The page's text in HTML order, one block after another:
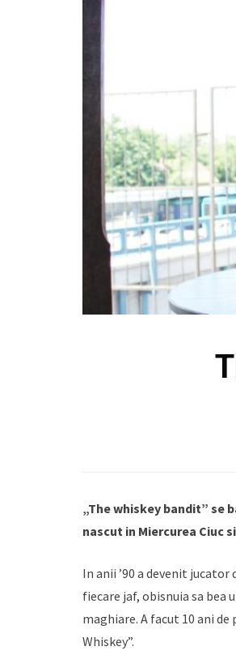
„The whiskey bandit” se
nascut in Miercurea Ciuc
In anii ’90 a devenit
fiecare jaf, obisnuia sa
maghiare. A facut 10 ani
Whiskey”.